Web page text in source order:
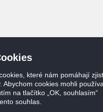
které nám pomáhají
Abychom cookies mohli
na tlačítko „OK, souhlasím“
souhlas.